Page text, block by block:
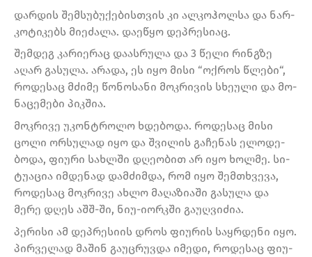
დარ­დის შემ­სუ­ბუ­ქე­ბის­თვის კი ალ­კოჰოლ­სა და ნარ­
კო­ტი­კებს მი­ე­ძა­ლა. და­ე­წყო დეპ­რე­სი­აც.
შემ­დეგ კა­რი­ე­რაც და­ას­რუ­ლა და 3 წელი რინგზე
აღარ გა­სუ­ლა. არა­და, ეს იყო მისი “ოქ­როს წლე­ბი“,
რო­დე­საც მძი­მე წო­ნო­სა­ნი მოკ­რი­ვის სხე­უ­ლი და მო­
ნა­ცე­მე­ბი პიკ­შია.
მოკ­რი­ვე უკონ­ტრო­ლო ხდე­ბო­და. რო­დე­საც მისი
ცოლი ორ­სუ­ლად იყო და შვი­ლის გა­ჩე­ნას ელო­დე­
ბო­და, ფი­უ­რი სახ­ლში დღე­ო­ბით არ იყო ხოლ­მე. სი­
ტუ­ა­ცია იმ­დე­ნად დამ­ძიმ­და, რომ იყო შემ­თხვე­ვა,
რო­დე­საც მოკ­რი­ვე ახლო მა­ღა­ზი­ა­ში გა­სუ­ლა და
მერე დღეს აშშ-ში, ნიუ-იორკში გა­უღ­ვი­ძია.
პე­რი­სი ამ დეპ­რე­სი­ის დროს ფი­უ­რის საყ­რდე­ნი იყო.
პირ­ვე­ლად მა­შინ გა­უც­რუვ­და იმე­დი, რო­დე­საც ფი­უ­